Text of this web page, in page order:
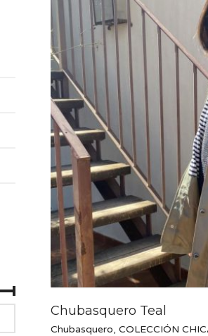
Chubasquero Teal
Chubasquero, COLECCIÓN